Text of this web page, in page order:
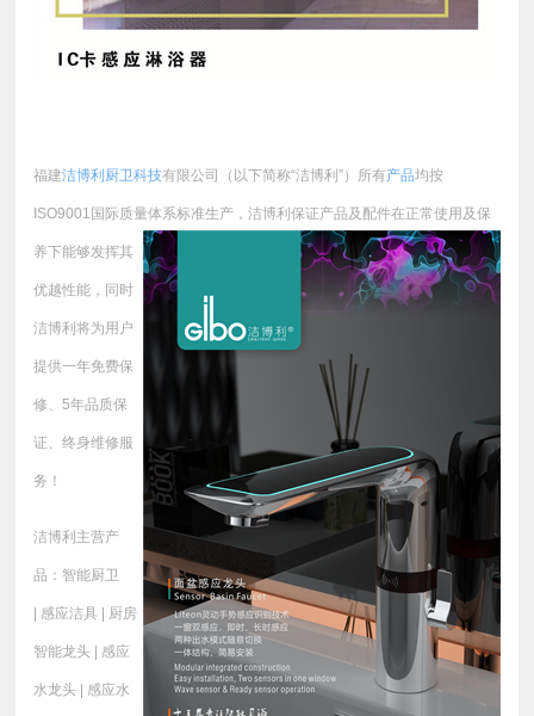
福建洁博利厨卫科技有限公司（以下简称“洁博利”）所有产品均按
ISO9001国际质量体系标准生产，洁博利保证产品及配件在正常使用及保
养下能够发挥其
优越性能，同时
洁博利将为用户
提供一年免费保
修、5年品质保
证、终身维修服
务！
洁博利主营产
品：智能厨卫
| 感应洁具 | 厨房
智能龙头 | 感应
水龙头 | 感应水